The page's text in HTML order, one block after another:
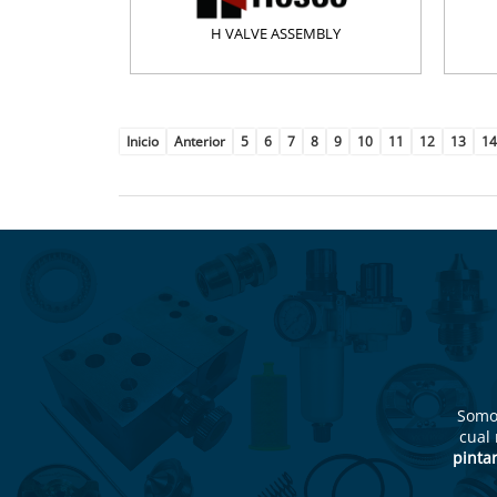
H VALVE ASSEMBLY
Inicio Anterior 5 6 7 8 9 10 11 12 13 14
cual